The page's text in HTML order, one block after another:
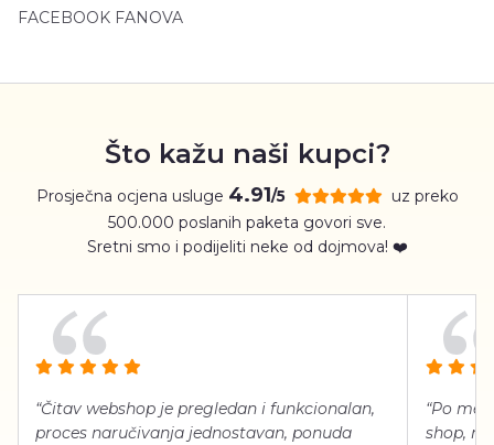
FACEBOOK FANOVA
Što kažu naši kupci?
Prosječna ocjena usluge 4.91/5
uz preko
500.000 poslanih paketa govori sve.
Sretni smo i podijeliti neke od dojmova! ❤️
“Čitav webshop je pregledan i funkcionalan,
proces naručivanja jednostavan, ponuda
“Po
shop,